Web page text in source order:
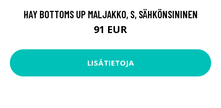
HAY BOTTOMS UP MALJAKKO, S, SÄHKÖNSININEN
91 EUR
LISÄTIETOJA